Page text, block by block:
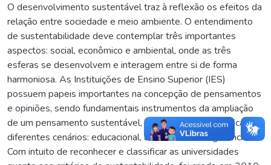
O desenvolvimento sustentável traz à reflexão os efeitos da
relação entre sociedade e meio ambiente. O entendimento
de sustentabilidade deve contemplar três importantes
aspectos: social, econômico e ambiental, onde as três
esferas se desenvolvem e interagem entre si de forma
harmoniosa. As Instituições de Ensino Superior (IES)
possuem papeis importantes na concepção de pensamentos
e opiniões, sendo fundamentais instrumentos da ampliação
de um pensamento sustentável, atuando nessa temática em
diferentes cenários: educacional, administrativa e gerencial.
Com intuito de reconhecer e classificar as universidades